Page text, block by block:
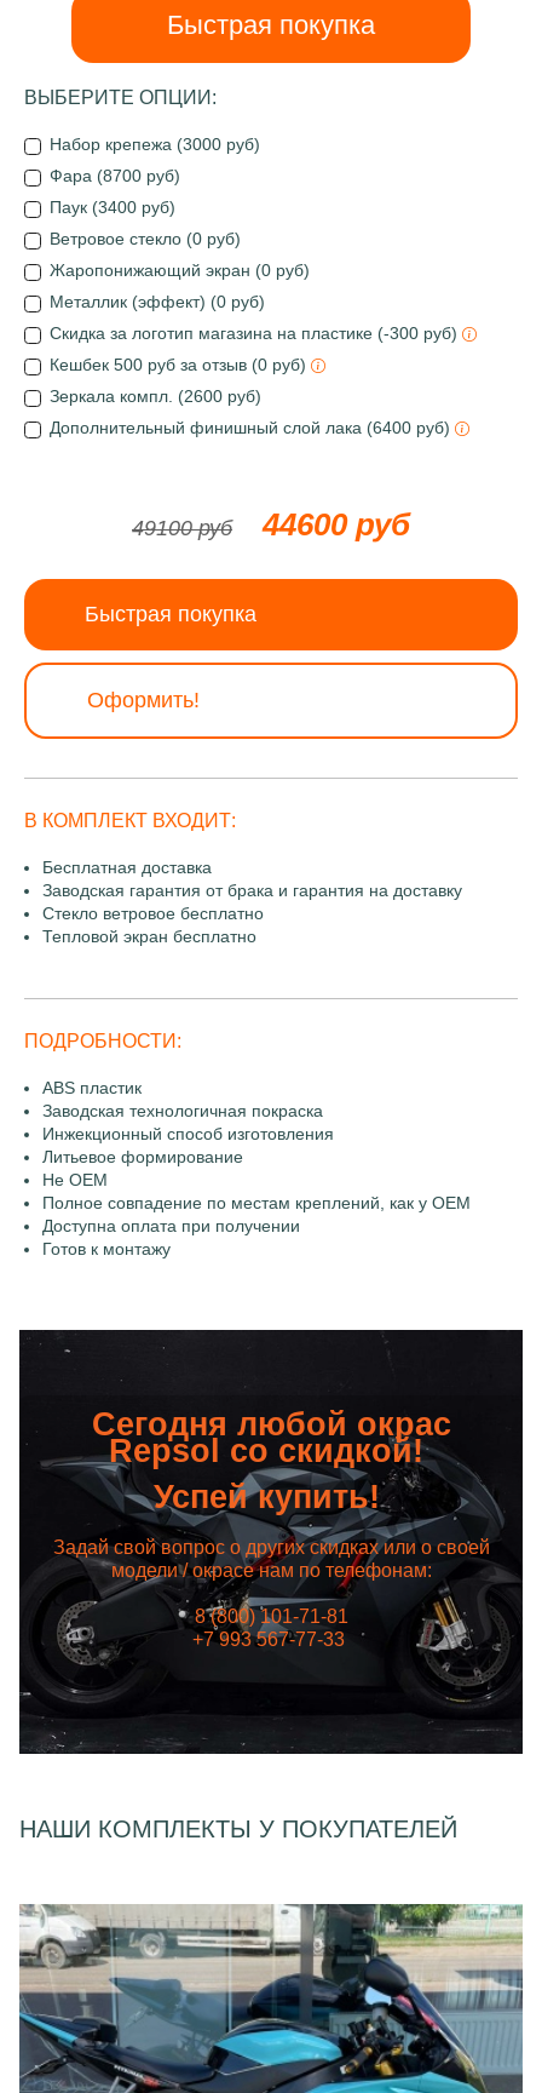
Быстрая покупка
ВЫБЕРИТЕ ОПЦИИ:
Набор крепежа (3000 руб)
Фара (8700 руб)
Паук (3400 руб)
Ветровое стекло (0 руб)
Жаропонижающий экран (0 руб)
Металлик (эффект) (0 руб)
Скидка за логотип магазина на пластике (-300 руб)
Кешбек 500 руб за отзыв (0 руб)
Зеркала компл. (2600 руб)
Дополнительный финишный слой лака (6400 руб)
49100 руб 44600 руб
Быстрая покупка
Оформить!
В КОМПЛЕКТ ВХОДИТ:
Бесплатная доставка
Заводская гарантия от брака и гарантия на доставку
Стекло ветровое бесплатно
Тепловой экран бесплатно
ПОДРОБНОСТИ:
ABS пластик
Заводская технологичная покраска
Инжекционный способ изготовления
Литьевое формирование
Не OEM
Полное совпадение по местам креплений, как у OEM
Доступна оплата при получении
Готов к монтажу
Сегодня любой окрас
Repsol со скидкой!
Успей купить!
Задай свой вопрос о других скидках или о своей
модели / окрасе нам по телефонам:
8 (800) 101-71-81
+7 993 567-77-33
НАШИ КОМПЛЕКТЫ У ПОКУПАТЕЛЕЙ